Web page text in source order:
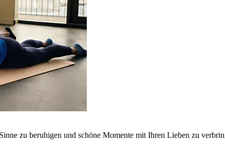
zu beruhigen und schöne Momente mit Ihren Lieben zu